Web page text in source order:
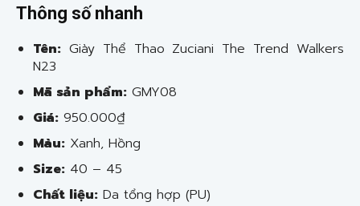
Thông số nhanh
Tên: Giày Thể Thao Zuciani The Trend Walkers
N23
Mã sản phẩm: GMY08
Giá: 950.000₫
Màu: Xanh, Hồng
Size: 40 – 45
Chất liệu: Da tổng hợp (PU)